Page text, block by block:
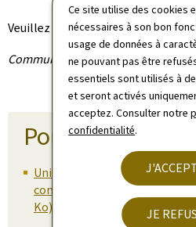
Ce site utilise des cookies
nécessaires à son bon
usage de données à
ne pouvant pas être
essentiels sont utilisés à
et seront activés
acceptez. Consulter notre
confidentialité.
JE
Veuillez trouver ci-dessous les
Communiqué par le ministère
Pour en savoir
Union des syndicats OGBL-
compétitivité et dialogue
Ko)